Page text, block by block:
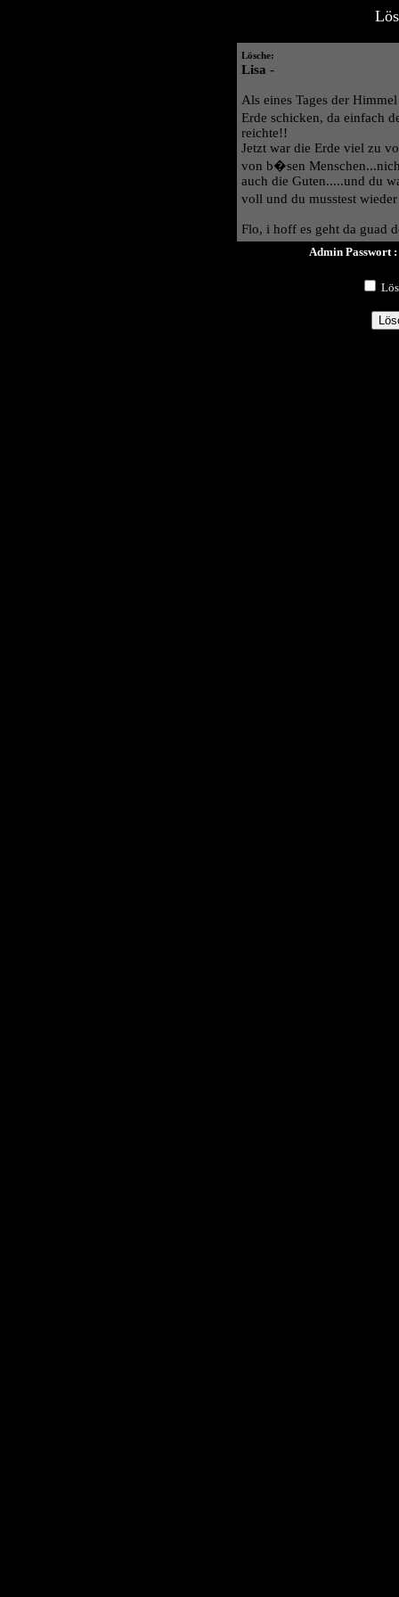
Lösche:
Lisa -
Als eines Tages der
Erde schicken, da einfach
reichte!!
Jetzt war die Erde viel zu
von b�sen
auch die Guten.....und du
voll und du musstest
Flo, i hoff es geht da guad
Admin Passwort :